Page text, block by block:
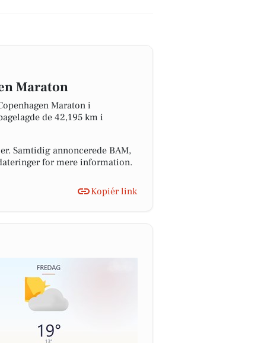
Maraton
Maraton i
de 42,195 km i
Samtidig annoncerede BAM,
for mere information.
Kopiér link